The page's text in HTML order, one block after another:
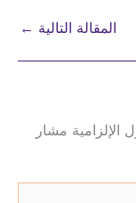
المقالة التالية ←
الإلزامية مشار